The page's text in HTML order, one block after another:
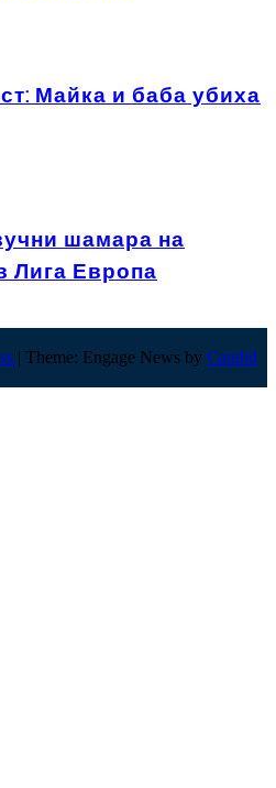
Майка и баба убиха
шамара на
Лига Европа
| Theme: Engage News by Candid